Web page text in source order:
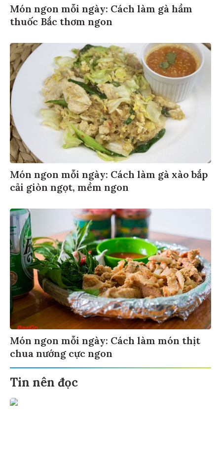
Món ngon mỗi ngày: Cách làm gà hầm
thuốc Bắc thơm ngon
Món ngon mỗi ngày: Cách làm gà xào bắp
cải giòn ngọt, mềm ngon
Món ngon mỗi ngày: Cách làm món thịt
chua nướng cực ngon
Tin nên đọc